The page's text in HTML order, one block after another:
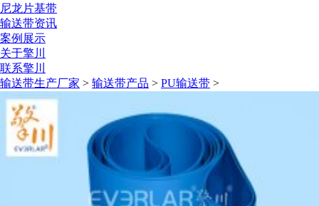
尼龙片基带
输送带资讯
案例展示
关于擎川
联系擎川
输送带生产厂家 > 输送带产品 > PU输送带 >